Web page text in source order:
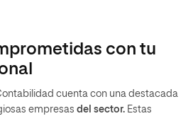
con tu
cuenta con una destacada
empresas del sector. Estas